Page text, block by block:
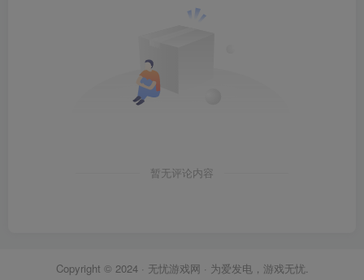
暂无评论内容
Copyright © 2024 · 无忧游戏网 · 为爱发电，游戏无忧.